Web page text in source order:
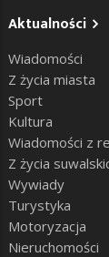
Aktualności
Wiadomości
Z życia miasta
Sport
Kultura
Wiadomości z
Z życia
Wywiady
Turystyka
Motoryzacja
Nieruchomości